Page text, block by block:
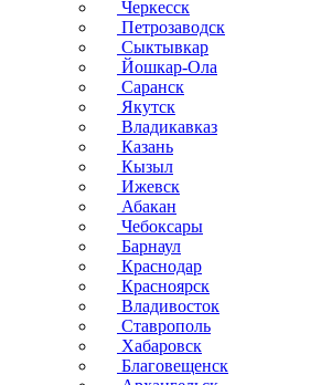
Черкесск
Петрозаводск
Сыктывкар
Йошкар-Ола
Саранск
Якутск
Владикавказ
Казань
Кызыл
Ижевск
Абакан
Чебоксары
Барнаул
Краснодар
Красноярск
Владивосток
Ставрополь
Хабаровск
Благовещенск